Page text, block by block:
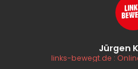
Jürgen
links-bewegt.de :